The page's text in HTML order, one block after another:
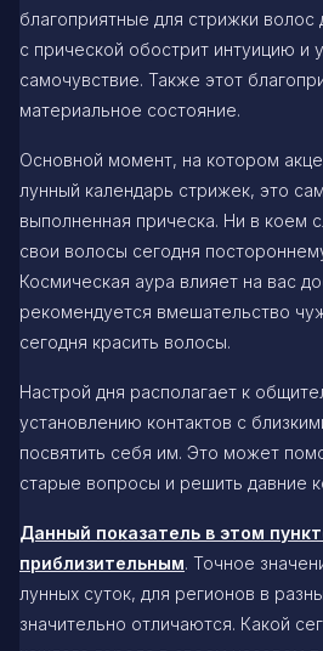
благоприятные для стрижки волос
с прической обострит интуицию и
самочувствие. Также этот
материальное состояние.
Основной момент, на котором
лунный календарь стрижек, это
выполненная прическа. Ни в коем
свои волосы сегодня
Космическая аура влияет на вас
рекомендуется вмешательство
сегодня красить волосы.
Настрой дня располагает к
установлению контактов с
посвятить себя им. Это может
старые вопросы и решить давние
Данный показатель в этом
приблизительным. Точное
лунных суток, для регионов в
значительно отличаются. Какой